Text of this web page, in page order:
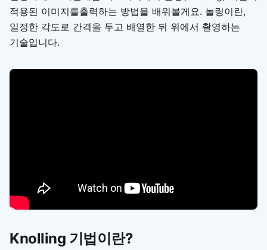
적용된 이미지를출력하는 방법을 배워볼게요. 놀링이란,
일정한 각도로 간격을 두고 배열한 뒤 위에서 촬영하는
기술입니다.
Knolling 기법이란?